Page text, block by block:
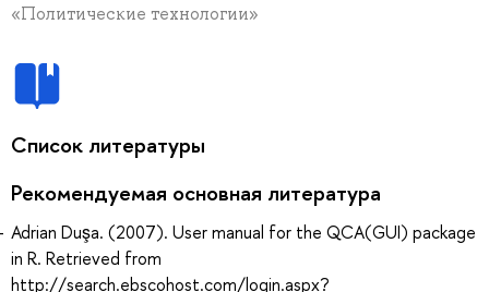
«Политические технологии»
Список литературы
Рекомендуемая основная литература
Adrian Duşa. (2007). User manual for the QCA(GUI) package
in R. Retrieved from
http://search.ebscohost.com/login.aspx?